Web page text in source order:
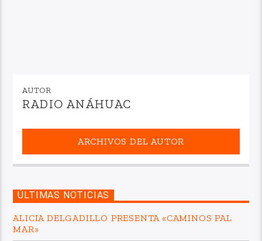
AUTOR
RADIO ANÁHUAC
ARCHIVOS DEL AUTOR
ÚLTIMAS NOTICIAS
ALICIA DELGADILLO PRESENTA «CAMINOS PAL
MAR»